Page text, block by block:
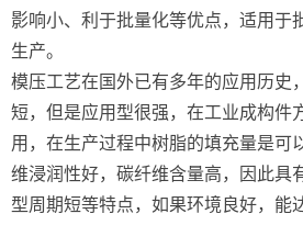
影响小、利于批量化等优点，适用于
生产。
模压工艺在国外已有多年的应用历史
短，但是应用型很强，在工业成构件
用，在生产过程中树脂的填充量是可
维浸润性好，碳纤维含量高，因此具
型周期短等特点，如果环境良好，能